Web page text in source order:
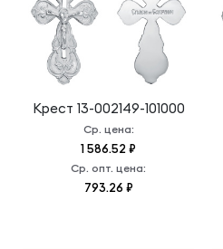
Крест 13-002149-101000
Ср. цена:
1 586.52 ₽
Ср. опт. цена:
793.26 ₽